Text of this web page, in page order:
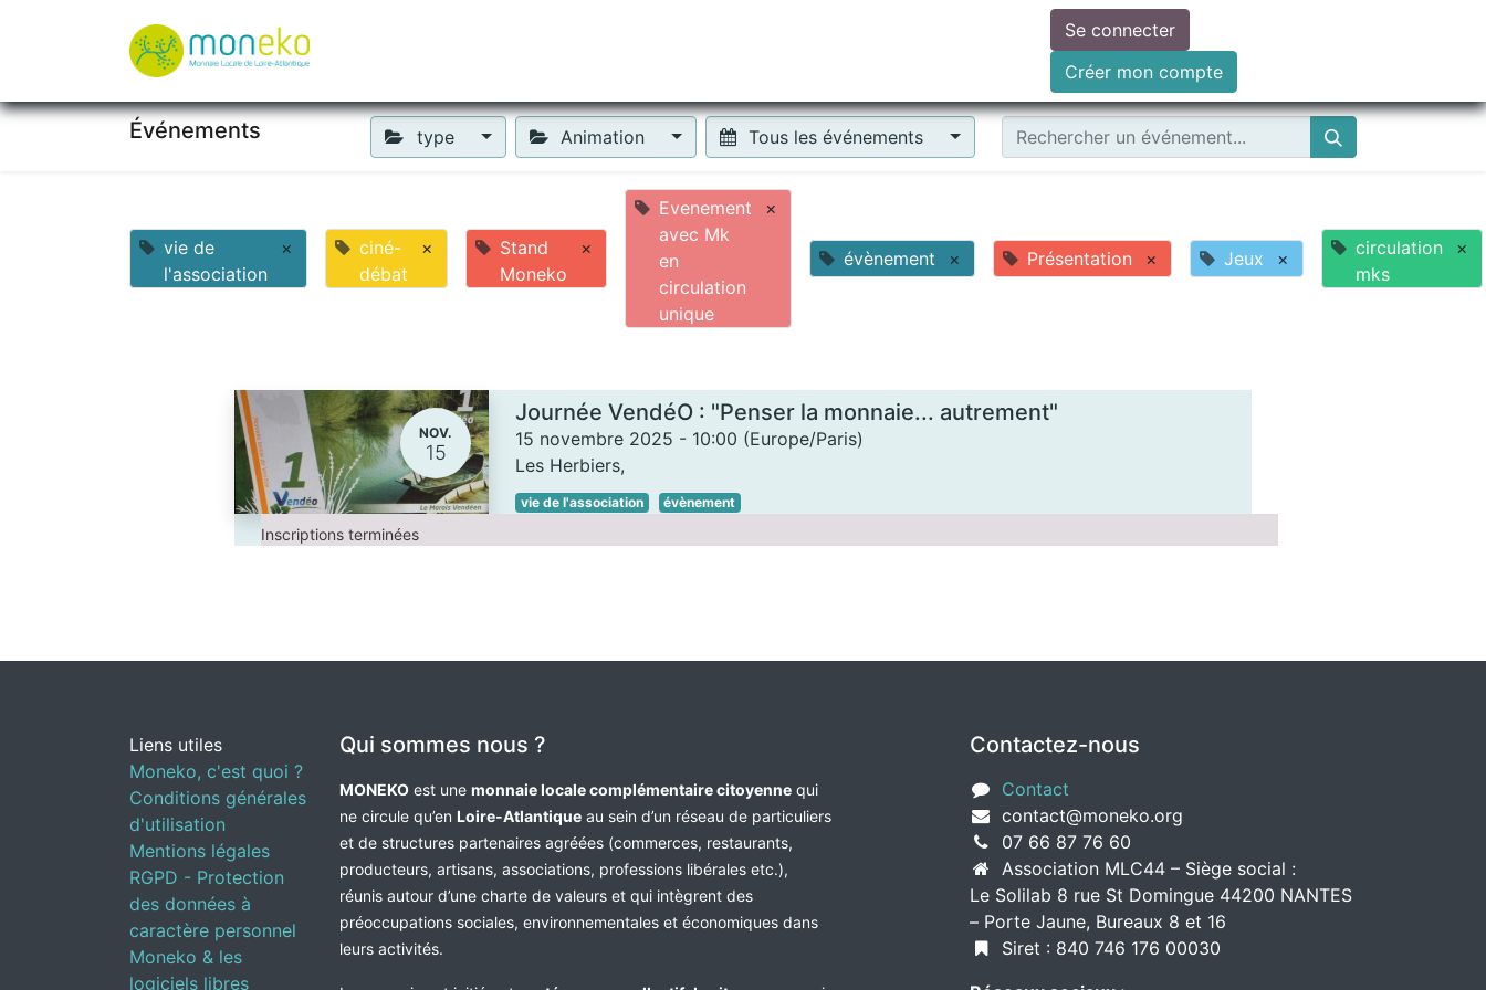
Faire un don
Se connecter
Créer mon compte
Événements type Animation Tous les événements
vie de
l'association
×
ciné-
débat
×
Stand
Moneko
×
Evenement
avec Mk
en
circulation
unique
×
évènement × Présentation × Jeux ×
circulation
mks
×
NOV.
15
Journée VendéO : "Penser la monnaie... autrement"
15 novembre 2025 - 10:00 (Europe/Paris)
Les Herbiers,
vie de l'association évènement
Inscriptions terminées
Liens utiles
Moneko, c'est quoi ?
Conditions générales
d'utilisation
Mentions légales
RGPD - Protection
des données à
caractère personnel
Moneko & les
logiciels libres
Qui sommes nous ?
MONEKO est une monnaie locale complémentaire citoyenne qui
ne circule qu’en Loire-Atlantique au sein d’un réseau de particuliers
et de structures partenaires agréées (commerces, restaurants,
producteurs, artisans, associations, professions libérales etc.),
réunis autour d’une charte de valeurs et qui intègrent des
préoccupations sociales, environnementales et économiques dans
leurs activités.
Contactez-nous
Contact
contact@moneko.org
07 66 87 76 60
Association MLC44 – Siège social :
Le Solilab 8 rue St Domingue 44200 NANTES
– Porte Jaune, Bureaux 8 et 16
Siret : 840 746 176 00030